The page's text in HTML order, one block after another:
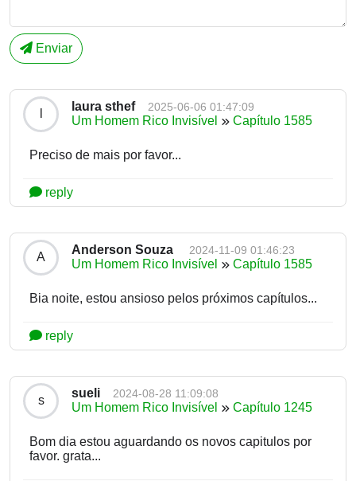
Enviar
laura sthef 2025-06-06 01:47:09
Um Homem Rico Invisível Capítulo 1585
Preciso de mais por favor...
reply
A
Anderson Souza 2024-11-09 01:46:23
Um Homem Rico Invisível Capítulo 1585
Bia noite, estou ansioso pelos próximos capítulos...
reply
s
sueli 2024-08-28 11:09:08
Um Homem Rico Invisível Capítulo 1245
Bom dia estou aguardando os novos capitulos por
favor. grata...